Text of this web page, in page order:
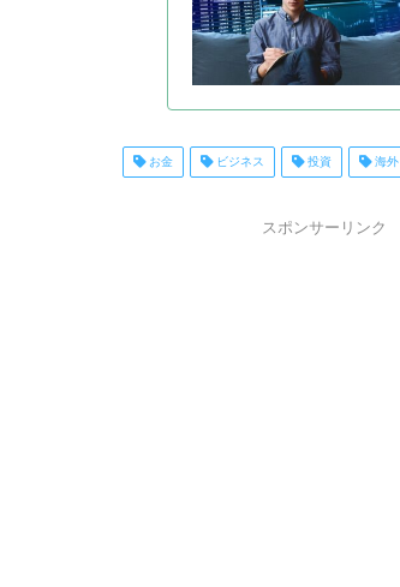
お金 ビジネス 投資 海外
スポンサーリンク